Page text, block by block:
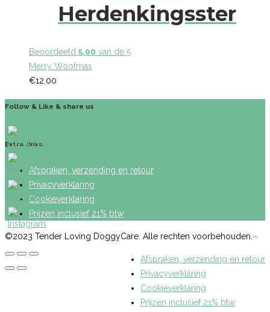
Herdenkingsster
Beoordeeld 5.00 van de 5
Merry Woofmas
€12.00
Follow & Like & share us
Extra links
Afspraken, verzending en retour
Privacyverklaring
Cookieverklaring
Prijzen inclusief 21% btw
©2023 Tender Loving DoggyCare. Alle rechten voorbehouden.
Afspraken, verzending en retour
Privacyverklaring
Cookieverklaring
Prijzen inclusief 21% btw